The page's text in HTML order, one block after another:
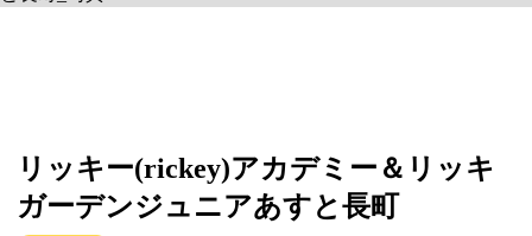
リッキー(rickey)アカデミー＆リッキ
ガーデンジュニアあすと長町